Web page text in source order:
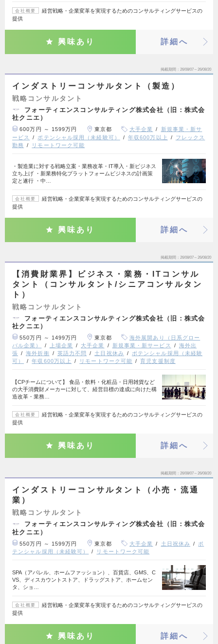
会社概要
経営戦略・企業変革を実現するためのコンサルティングサービスの
提供
興味あり 詳細へ
掲載期間 26/08/07～26/08/20
インダストリーコンサルタント（製造）
戦略コンサルタント
フォーティエンスコンサルティング株式会社（旧：株式会
社クニエ）
600万円 ～ 1599万円 東京都 大手企業
新規事業・新サ
ービス
ポテンシャル採用（未経験可） 年収600万以上
フレックス
勤務
リモートワーク可能
・製造業に対する戦略立案・業務改革・IT導入・新ビジネス
立ち上げ ・新業務特化プラットフォームビジネスの計画策
定と遂行 ・中…
会社概要
経営戦略・企業変革を実現するためのコンサルティングサービスの
提供
興味あり 詳細へ
掲載期間 26/08/07～26/08/20
【消費財業界】ビジネス・業務・ITコンサル
タント（コンサルタント/シニアコンサルタン
ト）
戦略コンサルタント
フォーティエンスコンサルティング株式会社（旧：株式会
社クニエ）
550万円 ～ 1499万円 東京都
海外展開あり（日系グロー
バル企業）
上場企業 大手企業 新規事業・新サービス
海外出
張
海外折衝 英語力不問 土日祝休み
ポテンシャル採用（未経験
可）
年収600万以上 リモートワーク可能 育児支援制度
【CPチームについて】 食品・飲料・化粧品・日用雑貨など
の大手消費財メーカーに対して、経営目標の達成に向けた構
造改革・業務…
会社概要
経営戦略・企業変革を実現するためのコンサルティングサービスの
提供
興味あり 詳細へ
掲載期間 26/08/07～26/08/20
インダストリーコンサルタント（小売・流通
業）
戦略コンサルタント
フォーティエンスコンサルティング株式会社（旧：株式会
社クニエ）
550万円 ～ 1599万円 東京都 大手企業 土日祝休み
ポ
テンシャル採用（未経験可）
リモートワーク可能
SPA（アパレル、ホームファッション）、百貨店、GMS、C
VS、ディスカウントストア、ドラッグストア、ホームセン
タ、ショ…
会社概要
経営戦略・企業変革を実現するためのコンサルティングサービスの
提供
興味あり 詳細へ